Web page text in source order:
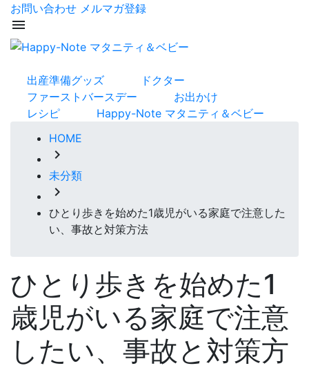
お問い合わせ メルマガ登録
menu
出産準備グッズ
ドクター
ファーストバースデー
お出かけ
レシピ
Happy-Note マタニティ＆ベビー
HOME
chevron_right
未分類
chevron_right
ひとり歩きを始めた1歳児がいる家庭で注意した
い、事故と対策方法
ひとり歩きを始めた1
歳児がいる家庭で注意
したい、事故と対策方